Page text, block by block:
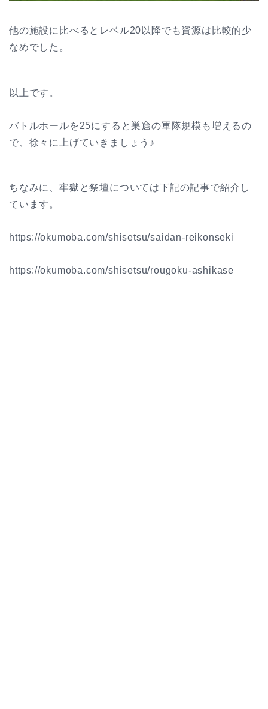
他の施設に比べるとレベル20以降でも資源は比較的少
なめでした。
以上です。
バトルホールを25にすると巣窟の軍隊規模も増えるの
で、徐々に上げていきましょう♪
ちなみに、牢獄と祭壇については下記の記事で紹介し
ています。
https://okumoba.com/shisetsu/saidan-reikonseki
https://okumoba.com/shisetsu/rougoku-ashikase